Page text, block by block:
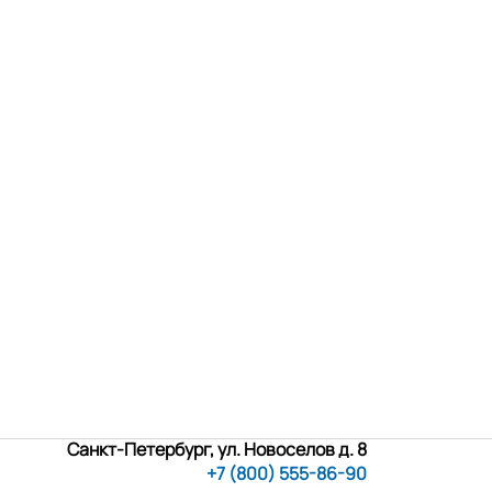
Санкт-Петербург, ул. Новоселов д. 8
+7 (800) 555-86-90